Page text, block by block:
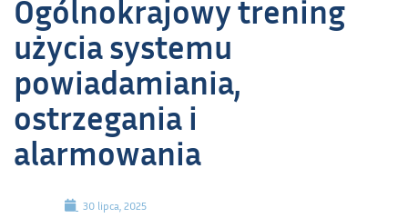
Ogólnokrajowy trening
użycia systemu
powiadamiania,
ostrzegania i
alarmowania
30 lipca, 2025